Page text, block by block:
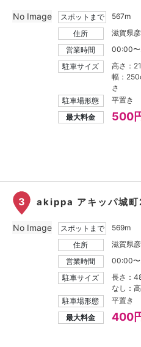
スポットまで
567m
住所
滋賀県
営業時間
00:00
駐車サイズ
高さ：
幅：
さ
駐車場形態
平置き
最大料金
500
No Image
3 akippa アキッパ城町
スポットまで
569m
住所
滋賀県
営業時間
00:00
駐車サイズ
長さ：
なし：
駐車場形態
平置き
最大料金
400
No Image